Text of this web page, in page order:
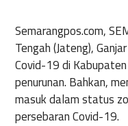
Semarangpos.com,
Tengah (Jateng),
Covid-19 di
penurunan. Bahkan,
masuk dalam status
persebaran Covid-19.